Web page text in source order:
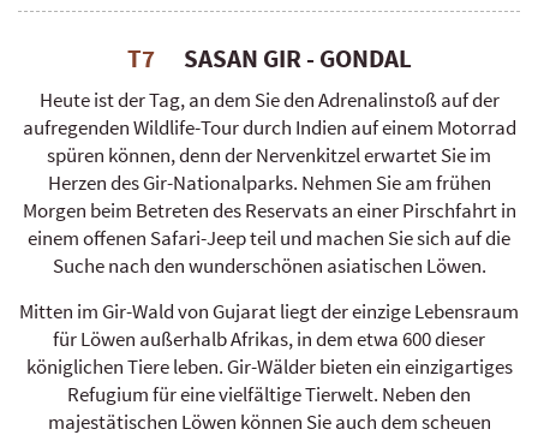
T7 SASAN GIR - GONDAL
Heute ist der Tag, an dem Sie den Adrenalinstoß auf der
aufregenden Wildlife-Tour durch Indien auf einem Motorrad
spüren können, denn der Nervenkitzel erwartet Sie im
Herzen des Gir-Nationalparks. Nehmen Sie am frühen
Morgen beim Betreten des Reservats an einer Pirschfahrt in
einem offenen Safari-Jeep teil und machen Sie sich auf die
Suche nach den wunderschönen asiatischen Löwen.
Mitten im Gir-Wald von Gujarat liegt der einzige Lebensraum
für Löwen außerhalb Afrikas, in dem etwa 600 dieser
königlichen Tiere leben. Gir-Wälder bieten ein einzigartiges
Refugium für eine vielfältige Tierwelt. Neben den
majestätischen Löwen können Sie auch dem scheuen